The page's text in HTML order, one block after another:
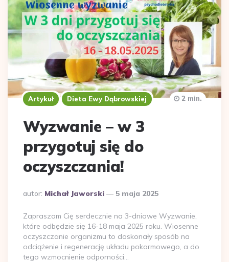
Artykuł Dieta Ewy Dąbrowskiej
Wyzwanie – w 3
przygotuj się do
oczyszczania!
Dodane
autor: Michał Jaworski 5 maja 2025
2 min.
Zapraszam Cię serdecznie na 3-dniowe Wyzwanie,
które odbędzie się 16-18 maja 2025 roku. Wiosenne
oczyszczanie organizmu to doskonały sposób na
odciążenie i regenerację układu pokarmowego, a do
tego wzmocnienie odporności…